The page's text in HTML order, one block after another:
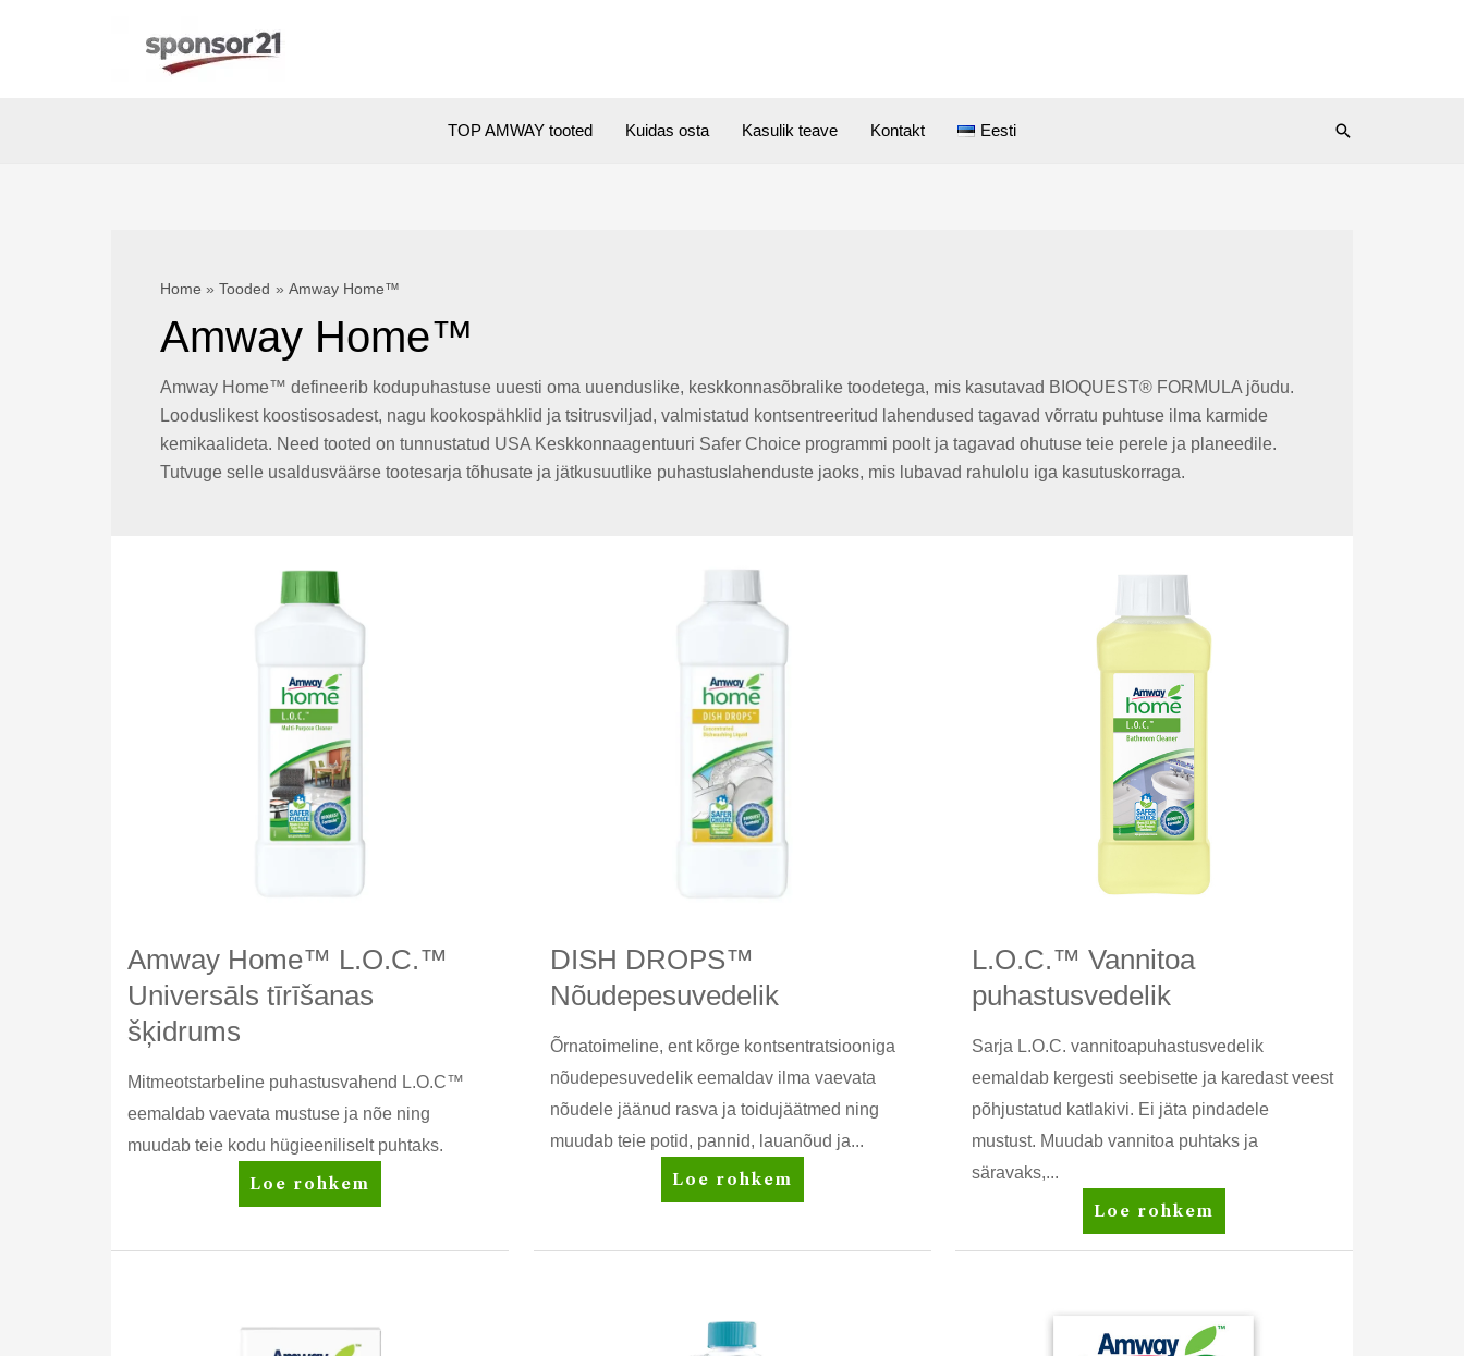
TOP AMWAY tooted Kuidas osta Kasulik teave Kontakt Eesti Search
Home Tooded Amway Home™
Amway Home™
Amway Home™ defineerib kodupuhastuse uuesti oma uuenduslike, keskkonnasõbralike toodetega, mis kasutavad BIOQUEST® FORMULA jõudu.
Looduslikest koostisosadest, nagu kookospähklid ja tsitrusviljad, valmistatud kontsentreeritud lahendused tagavad võrratu puhtuse ilma karmide
kemikaalideta. Need tooted on tunnustatud USA Keskkonnaagentuuri Safer Choice programmi poolt ja tagavad ohutuse teie perele ja planeedile.
Tutvuge selle usaldusväärse tootesarja tõhusate ja jätkusuutlike puhastuslahenduste jaoks, mis lubavad rahulolu iga kasutuskorraga.
Amway Home™ L.O.C.™
Universāls tīrīšanas
šķidrums
Mitmeotstarbeline puhastusvahend L.O.C™
eemaldab vaevata mustuse ja nõe ning
muudab teie kodu hügieeniliselt puhtaks.
Amway
Home™
šķidrums
Loe rohkem
DISH DROPS™
Nõudepesuvedelik
Õrnatoimeline, ent kõrge kontsentratsiooniga
nõudepesuvedelik eemaldav ilma vaevata
nõudele jäänud rasva ja toidujäätmed ning
muudab teie potid, pannid, lauanõud ja...
DISH
DROPS™
Loe rohkem
L.O.C.™ Vannitoa
puhastusvedelik
Sarja L.O.C. vannitoapuhastusvedelik
eemaldab kergesti seebisette ja karedast veest
põhjustatud katlakivi. Ei jäta pindadele
mustust. Muudab vannitoa puhtaks ja
säravaks,...
L.O.C.™
Vannitoa
Loe rohkem